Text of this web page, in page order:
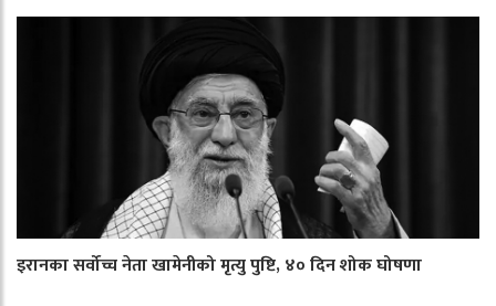
इरानका सर्वोच्च नेता खामेनीको मृत्यु पुष्टि, ४० दिन शोक घोषणा